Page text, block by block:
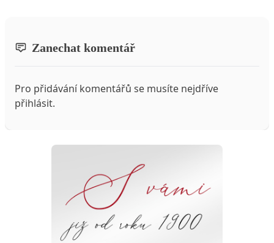
Zanechat komentář
Pro přidávání komentářů se musíte nejdříve
přihlásit.